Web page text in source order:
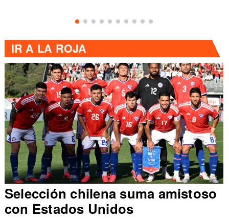
IR A LA ROJA
Selección chilena suma amistoso
con Estados Unidos